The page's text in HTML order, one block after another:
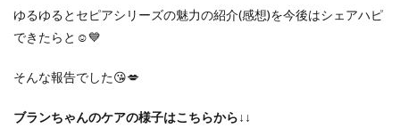
ゆるゆるとセピアシリーズの魅力の紹介(感想)を今後はシェアハピ
できたらと☺️💙
そんな報告でした😘💋
ブランちゃんのケアの様子はこちらから↓↓